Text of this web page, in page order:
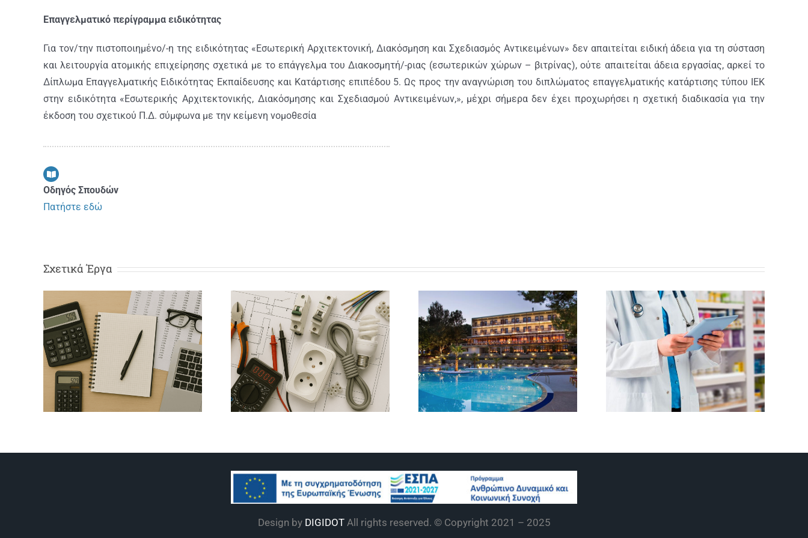
Επαγγελματικό περίγραμμα ειδικότητας
Για τον/την πιστοποιημένο/-η της ειδικότητας «Εσωτερική Αρχιτεκτονική, Διακόσμηση και Σχεδιασμός Αντικειμένων» δεν απαιτείται ειδική άδεια για τη σύσταση
και λειτουργία ατομικής επιχείρησης σχετικά με το επάγγελμα του ∆ιακοσμητή/-ριας (εσωτερικών χώρων – βιτρίνας), ούτε απαιτείται άδεια εργασίας, αρκεί το
Δίπλωμα Επαγγελματικής Ειδικότητας Εκπαίδευσης και Κατάρτισης επιπέδου 5. Ως προς την αναγνώριση του διπλώματος επαγγελματικής κατάρτισης τύπου ΙΕΚ
στην ειδικότητα «Εσωτερικής Αρχιτεκτονικής, Διακόσμησης και Σχεδιασμού Αντικειμένων,», μέχρι σήμερα δεν έχει προχωρήσει η σχετική διαδικασία για την
έκδοση του σχετικού Π.∆. σύμφωνα με την κείμενη νομοθεσία
Οδηγός Σπουδών
Πατήστε εδώ
Σχετικά Έργα
Στέλεχος
Μηχανογραφημένου
Λογιστηρίου –
Φοροτεχνικού
Γραφείου
Τεχνικός
Εσωτερικών
Ηλεκτρικών
Εγκαταστάσεων
Στέλεχος
Μονάδων
Φιλοξενίας
Βοηθός
Φαρμακείου
Design by DIGIDOT All rights reserved. © Copyright 2021 – 2025